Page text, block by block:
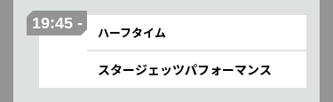
19:45 -
ハーフタイム
スタージェッツパフォーマンス